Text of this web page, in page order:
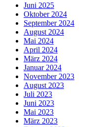
Juni 2025
Oktober 2024
September 2024
August 2024
Mai 2024
April 2024
März 2024
Januar 2024
November 2023
August 2023
Juli 2023
Juni 2023
Mai 2023
März 2023